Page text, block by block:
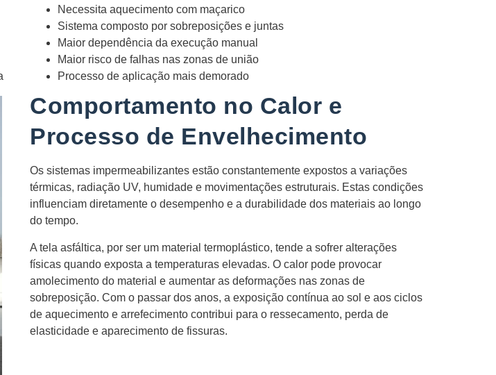
Necessita aquecimento com maçarico
Sistema composto por sobreposições e juntas
Maior dependência da execução manual
Maior risco de falhas nas zonas de união
Processo de aplicação mais demorado
Comportamento no Calor e
Processo de Envelhecimento
Os sistemas impermeabilizantes estão constantemente expostos a variações
térmicas, radiação UV, humidade e movimentações estruturais. Estas condições
influenciam diretamente o desempenho e a durabilidade dos materiais ao longo
do tempo.
A tela asfáltica, por ser um material termoplástico, tende a sofrer alterações
físicas quando exposta a temperaturas elevadas. O calor pode provocar
amolecimento do material e aumentar as deformações nas zonas de
sobreposição. Com o passar dos anos, a exposição contínua ao sol e aos ciclos
de aquecimento e arrefecimento contribui para o ressecamento, perda de
elasticidade e aparecimento de fissuras.